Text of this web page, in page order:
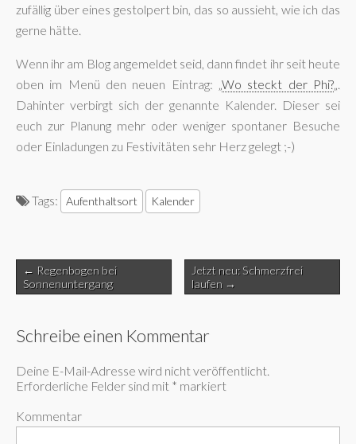
zufällig über eines gestolpert bin, das so aussieht, wie ich das
gerne hätte.
Wenn ihr am Blog angemeldet seid, dann findet ihr seit heute
oben im Menü den neuen Eintrag: „ Wo steckt der Phi?
Dahinter verbirgt sich der genannte Kalender. Dieser sei
euch zur Planung mehr oder weniger spontaner Besuche
oder Einladungen zu Festivitäten sehr Herz gelegt ;-)
Tags: Aufenthaltsort Kalender
Post
navigation
← Regenbogen bei
Sonnenuntergang
Jetzt neu: Schmerzfrei
laufen →
Schreibe einen Kommentar
Deine E-Mail-Adresse wird nicht veröffentlicht.
Erforderliche Felder sind mit * markiert
Kommentar